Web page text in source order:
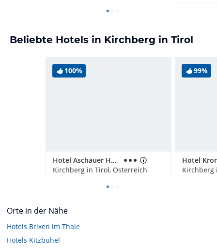
Beliebte Hotels in Kirchberg in Tirol
100%
Hotel Aschauer Hof z'Fritzn
Kirchberg in Tirol, Österreich
99%
Hotel
Kirchberg
Orte in der Nähe
Hotels Brixen im Thale
Hotels Kitzbühel